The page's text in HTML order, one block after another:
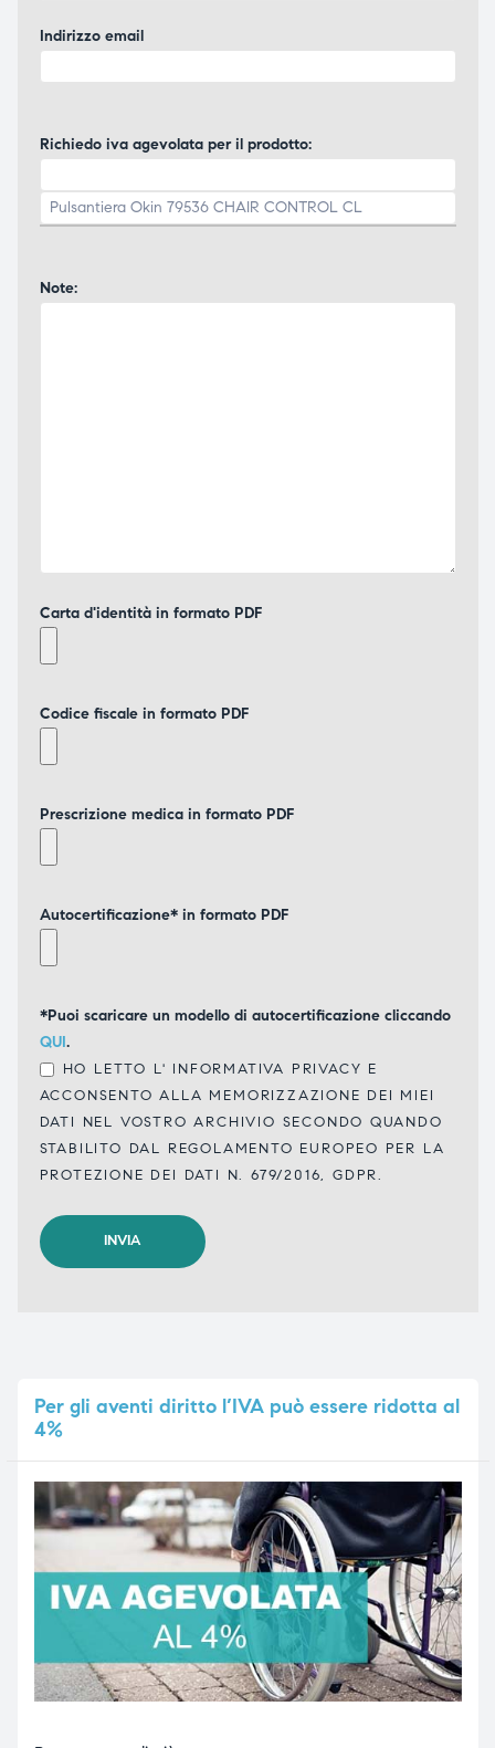
Indirizzo email
Richiedo iva agevolata per il prodotto:
Note:
Carta d'identità in formato PDF
Codice fiscale in formato PDF
Prescrizione medica in formato PDF
Autocertificazione* in formato PDF
*Puoi scaricare un modello di autocertificazione cliccando
QUI.
HO LETTO L' INFORMATIVA PRIVACY E
ACCONSENTO ALLA MEMORIZZAZIONE DEI MIEI
DATI NEL VOSTRO ARCHIVIO SECONDO QUANDO
STABILITO DAL REGOLAMENTO EUROPEO PER LA
PROTEZIONE DEI DATI N. 679/2016, GDPR.
Pergli aventi diritto l’IVA può essere ridotta al
4%